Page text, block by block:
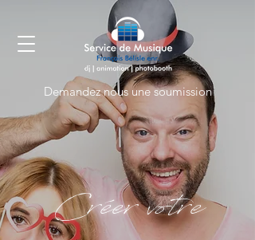
Demandez nous une soumission
Créer votre